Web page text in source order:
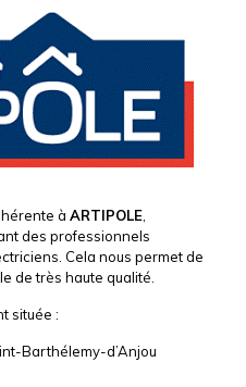
à ARTIPOLE,
des professionnels
Cela nous permet de
de très haute qualité.
située :
Barthélemy-d’Anjou